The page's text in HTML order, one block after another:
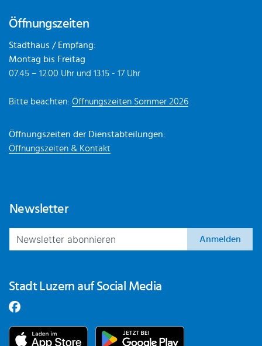
Öffnungszeiten
Stadthaus / Empfang:
Montag bis Freitag
07.45 – 12.00 Uhr und 13.15 - 17 Uhr
Bitte beachten: Öffnungszeiten Sommer 2026
Öffnungszeiten der Dienstabteilungen:
Öffnungszeiten & Kontakt
Newsletter
Anmelden
Stadt Luzern auf Social Media